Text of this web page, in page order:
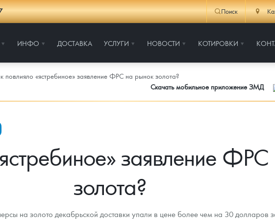
Поиск
ИНФО ДОСТАВКА УСЛУГИ НОВОСТИ КОТИРОВКИ
повлияло «ястребиное» заявление ФРС на рынок золота?
Скачать мобильное приложение ЗМД
заявление
золота?
на золото декабрьской доставки упали в цене более чем на 30 долларов